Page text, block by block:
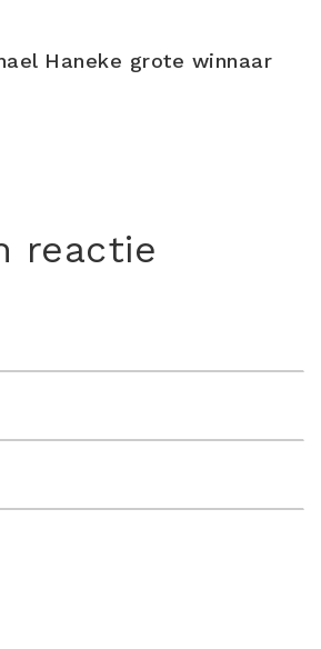
Haneke grote winnaar
reactie